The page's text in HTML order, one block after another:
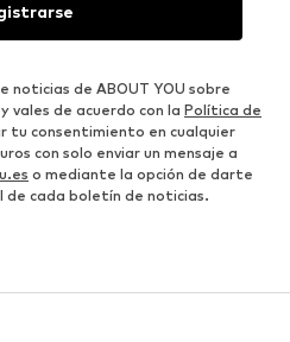
noticias de ABOUT YOU sobre
vales de acuerdo con la Política de
tu consentimiento en cualquier
con solo enviar un mensaje a
o mediante la opción de darte
de cada boletín de noticias.